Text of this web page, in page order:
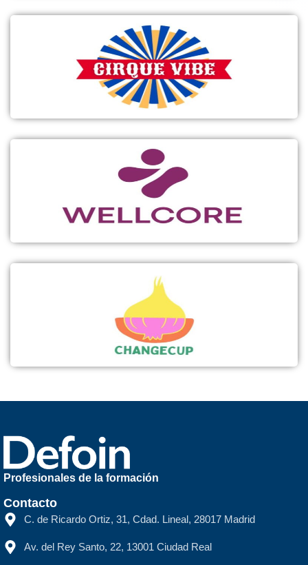
Profesionales de la formación
Contacto
C. de Ricardo Ortiz, 31, Cdad. Lineal, 28017 Madrid
Av. del Rey Santo, 22, 13001 Ciudad Real